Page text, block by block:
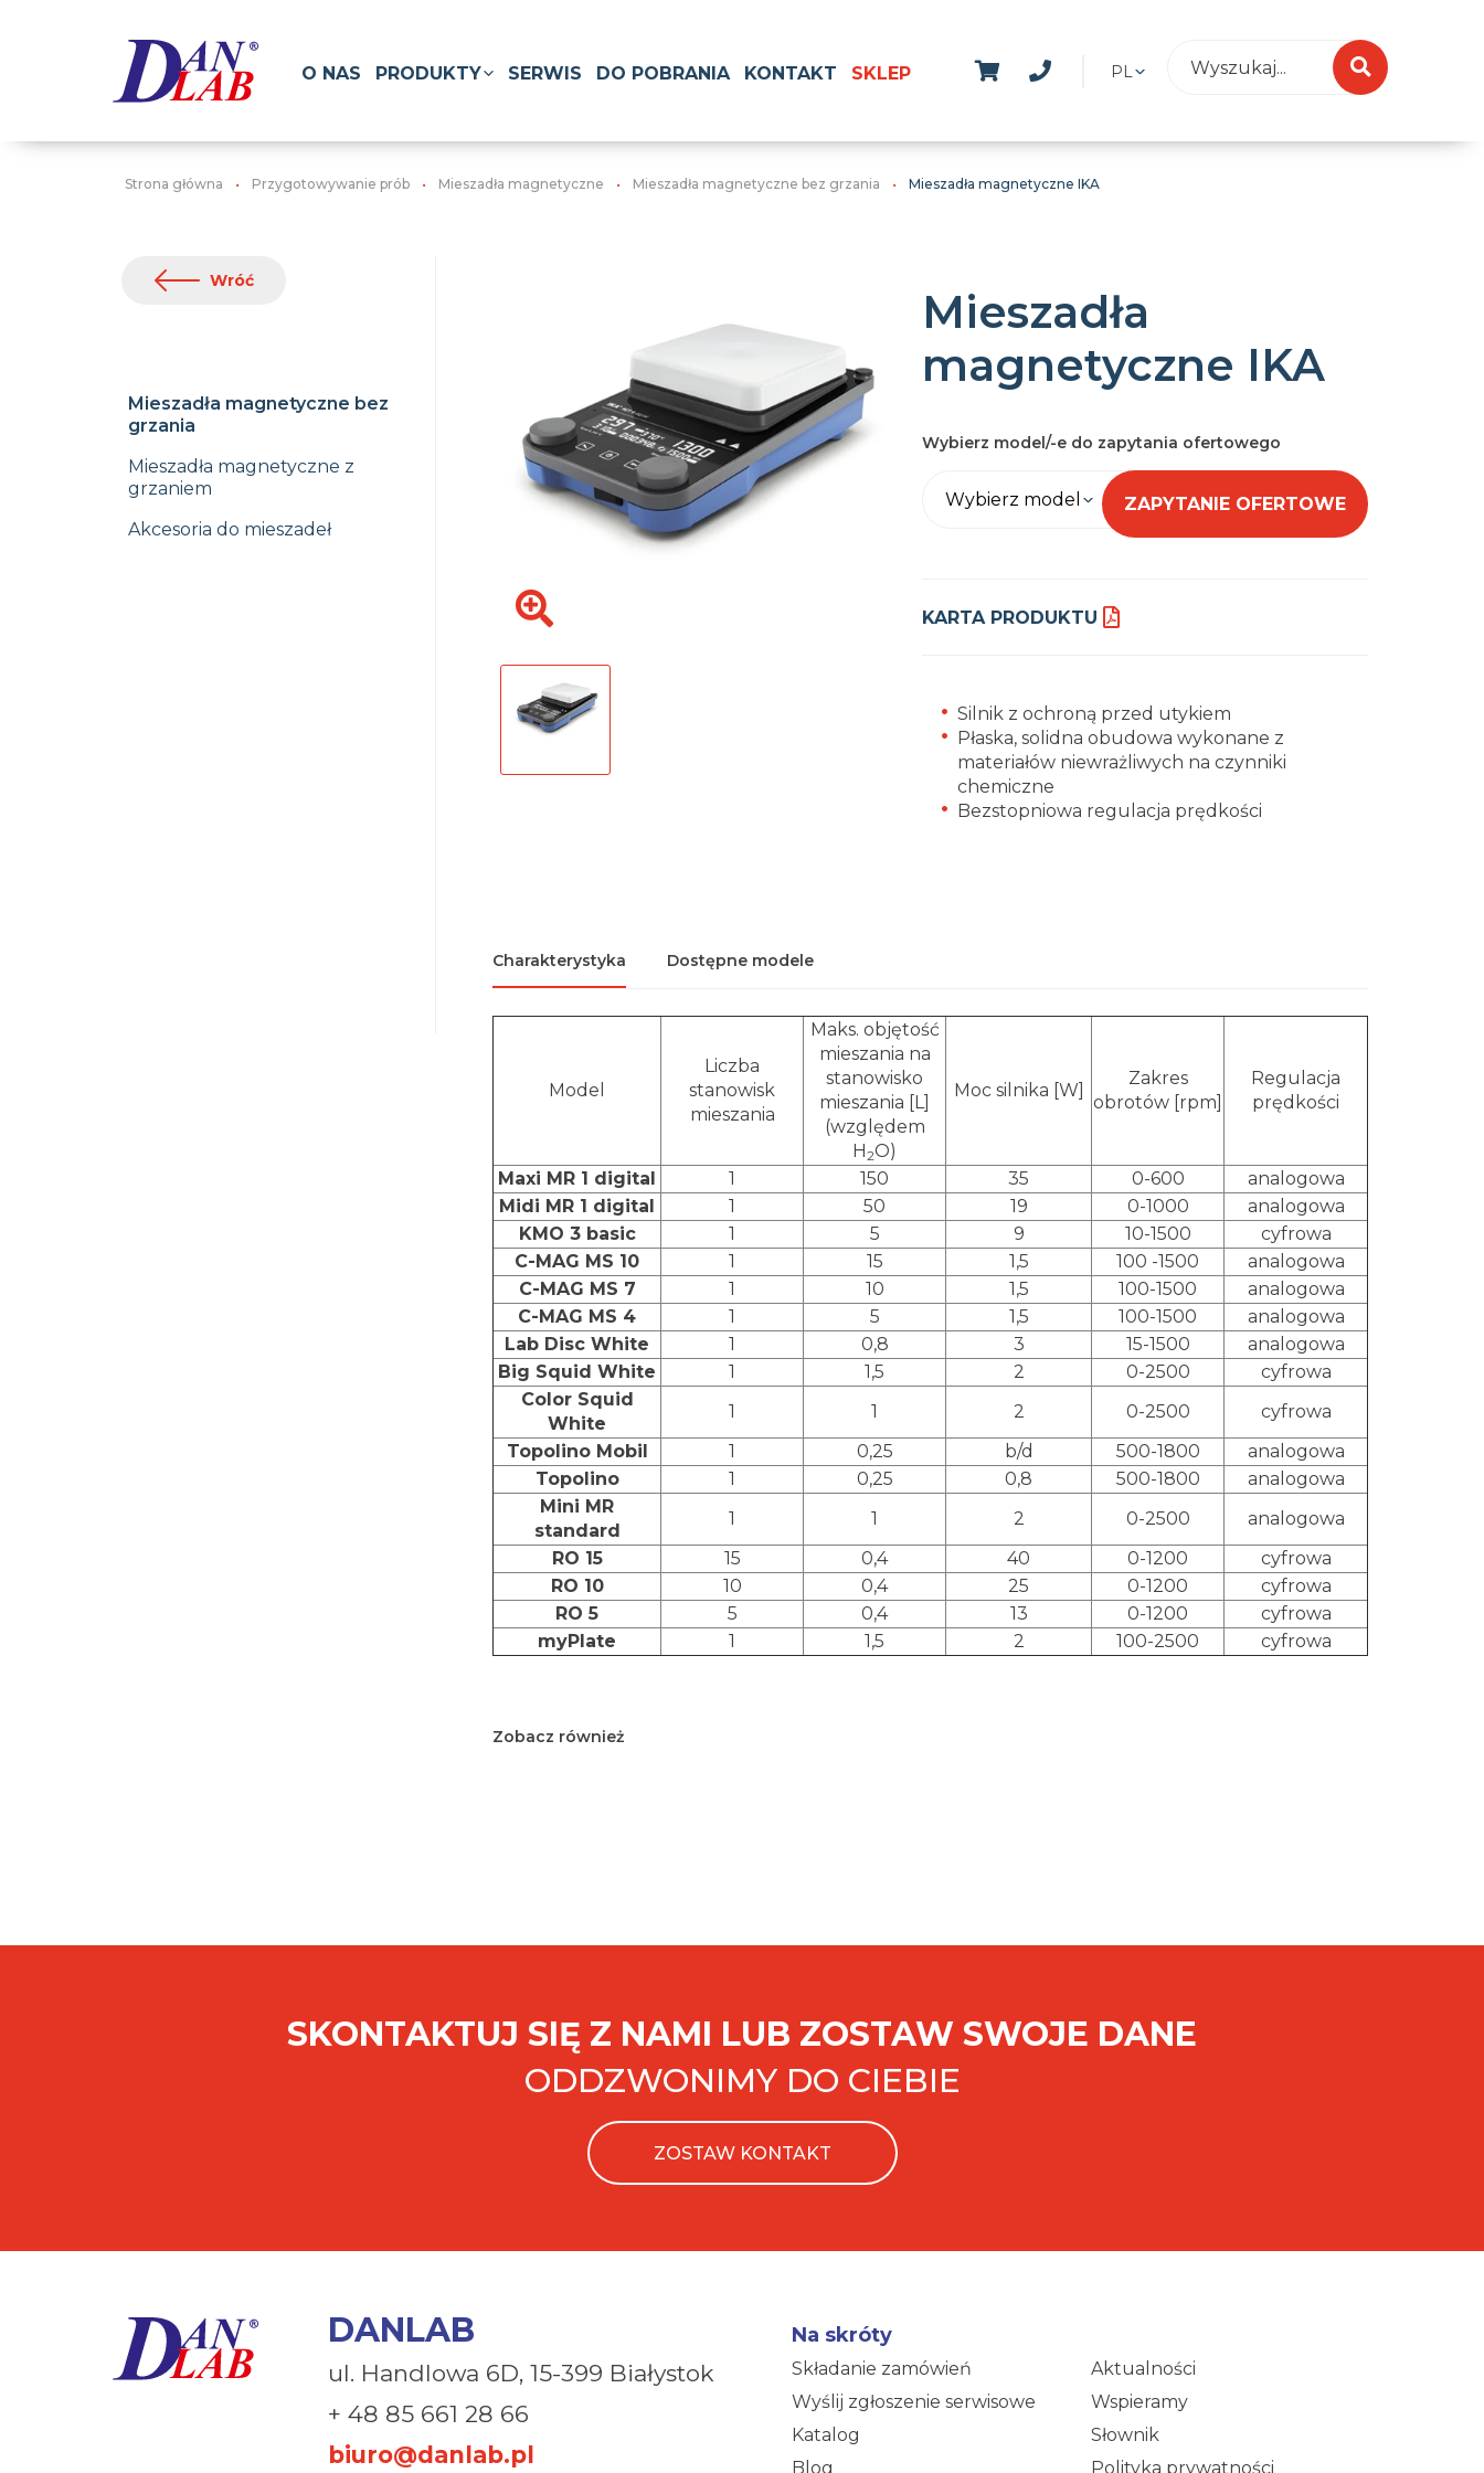
PL
O NAS PRODUKTY SERWIS DO POBRANIA KONTAKT SKLEP
Strona główna Przygotowywanie prób Mieszadła magnetyczne Mieszadła magnetyczne bez grzania Mieszadła magnetyczne IKA
Wróć
Mieszadła magnetyczne bez
grzania
Mieszadła magnetyczne z
grzaniem
Akcesoria do mieszadeł
Mieszadła
magnetyczne IKA
Wybierz model/-e do zapytania ofertowego
Wybierz model ZAPYTANIE OFERTOWE
KARTA PRODUKTU
Silnik z ochroną przed utykiem
Płaska, solidna obudowa wykonane z
materiałów niewrażliwych na czynniki
chemiczne
Bezstopniowa regulacja prędkości
Charakterystyka Dostępne modele
Model
Liczba
stanowisk
mieszania
Maks. objętość
mieszania na
stanowisko
mieszania [L]
(względem
H2O)
Moc silnika [W]
Zakres
obrotów [rpm]
Regulacja
prędkości
Maxi MR 1 digital 1 150 35 0-600
analogowa
Midi MR 1 digital
1 50 19 0-1000
analogowa
KMO 3 basic
1 5 9 10-1500
cyfrowa
C-MAG MS 10
1 15 1,5 100 -1500
analogowa
C-MAG MS 7
1 10 1,5 100-1500
analogowa
C-MAG MS 4
1 5 1,5 100-1500
analogowa
Lab Disc White
1 0,8 3 15-1500
analogowa
Big Squid White
1 1,5 2 0-2500
cyfrowa
Color Squid
White
1 1 2 0-2500
cyfrowa
Topolino Mobil
1 0,25 b/d 500-1800
analogowa
Topolino
1 0,25 0,8 500-1800
analogowa
Mini MR
standard
1 1 2 0-2500
analogowa
RO 15
15 0,4 40 0-1200
cyfrowa
RO 10
10 0,4 25 0-1200
cyfrowa
RO 5
5 0,4 13 0-1200
cyfrowa
myPlate
1 1,5 2 100-2500 cyfrowa
Zobacz również
SKONTAKTUJ SIĘ Z NAMI LUB ZOSTAW SWOJE DANE
ODDZWONIMY DO CIEBIE
ZOSTAW KONTAKT
DANLAB
ul. Handlowa 6D, 15-399 Białystok
+ 48 85 661 28 66
biuro@danlab.pl
Na skróty
Składanie zamówień
Wyślij zgłoszenie serwisowe
Katalog
Blog
Aktualności
Wspieramy
Słownik
Polityka prywatności